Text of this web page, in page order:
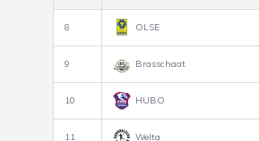
8 OLSE
9 Brasschaat
10 HUBO
11 Welta